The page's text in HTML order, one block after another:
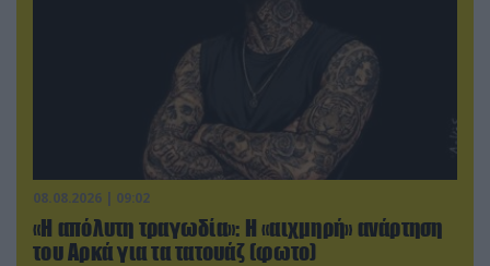
08.08.2026 | 09:02
«Η απόλυτη τραγωδία»: Η «αιχμηρή» ανάρτηση
του Αρκά για τα τατουάζ (φωτο)